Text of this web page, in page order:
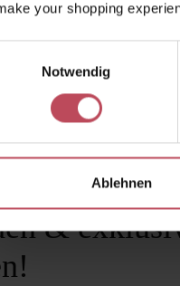
your shopping
Notwendig
Ablehnen
LOOK BEAUTIFUL-FAMILIE
&